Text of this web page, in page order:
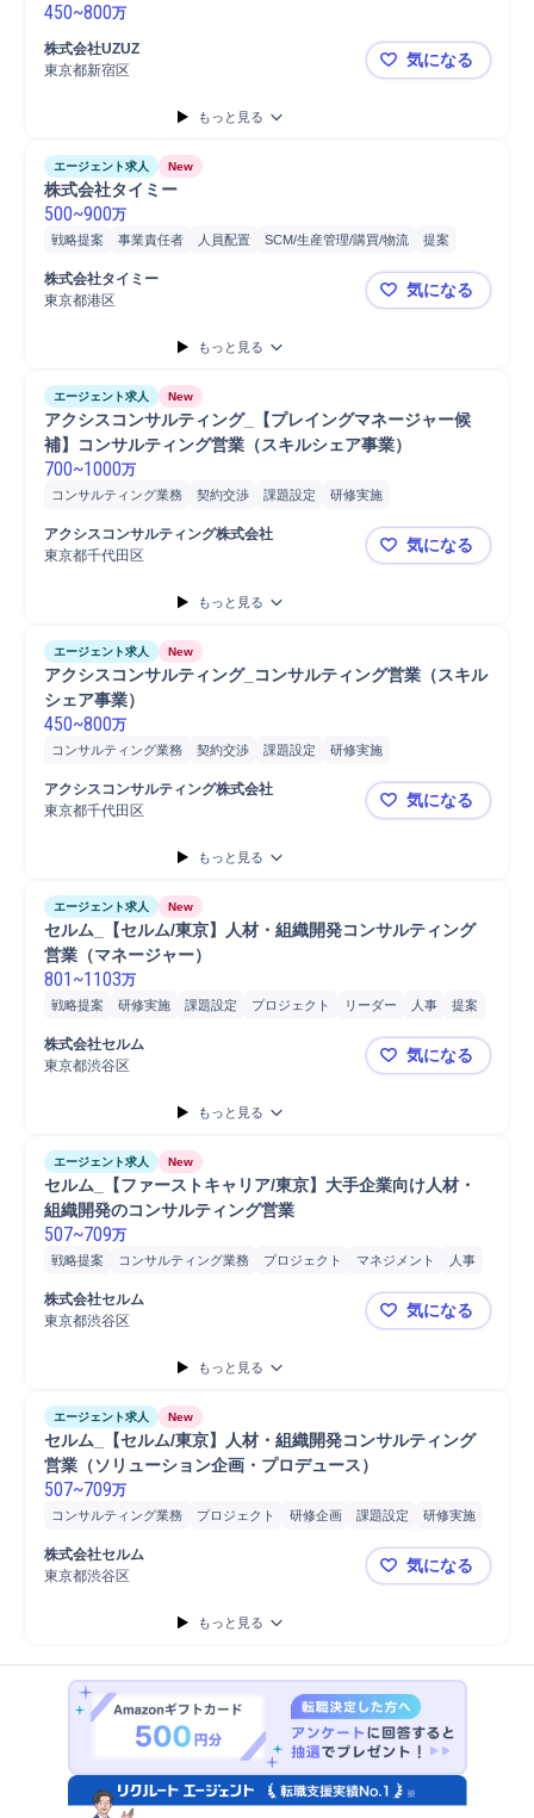
450~800万
株式会社UZUZ
東京都新宿区
CA（キャ
気になる
もっと見る
エージェント求人 New
株式会社タイミー
500~900万
戦略提案 事業責任者 人員配置 SCM/生産管理/購買/物流
提案
物流
コンサルティング業務
マネージャー
店舗
自動車/輸送機器
株式会社タイミー
東京都港区
株式会社タ
気になる
もっと見る
エージェント求人 New
アクシスコンサルティング_【プレイングマネージャー候
補】コンサルティング営業（スキルシェア事業）
700~1000万
コンサルティング業務 契約交渉 課題設定
研修実施
プロジェクト 部長
新規顧客
提案
オンボーディング
アクシスコンサルティング株式会社
東京都千代田区
アクシスコ
気になる
もっと見る
エージェント求人 New
アクシスコンサルティング_コンサルティング営業（スキル
シェア事業）
450~800万
コンサルティング業務 契約交渉 課題設定
研修実施
プロジェクト 部長
新規顧客
提案
オンボーディング
アクシスコンサルティング株式会社
東京都千代田区
アクシスコ
気になる
もっと見る
エージェント求人 New
セルム_【セルム/東京】人材・組織開発コンサルティング
営業（マネージャー）
801 ~1103万
戦略提案 研修実施 課題設定 プロジェクト リーダー 人事
提案
ネットワーク
会計
組織開発
コンサルタント
プロジェクトマネジメント
営業 開発
株式会社セルム
東京都渋谷区
セルム_【
気になる
もっと見る
エージェント求人 New
セルム_【ファーストキャリア/東京】大手企業向け人材・
組織開発のコンサルティング営業
507~709万
戦略提案 コンサルティング業務 プロジェクト マネジメント
人事
提案
株式
担当者
課題設定
オンボーディング
株式会社セルム
東京都渋谷区
セルム_【
気になる
もっと見る
エージェント求人 New
セルム_【セルム/東京】人材・組織開発コンサルティング
営業（ソリューション企画・プロデュース）
507~709万
コンサルティング業務 プロジェクト 研修企画 課題設定
研修実施
戦略提案
ヒアリング
要件定義
コンサルタント
プロジェクトマネジメント
株式会社セルム
東京都渋谷区
セルム_【
気になる
もっと見る